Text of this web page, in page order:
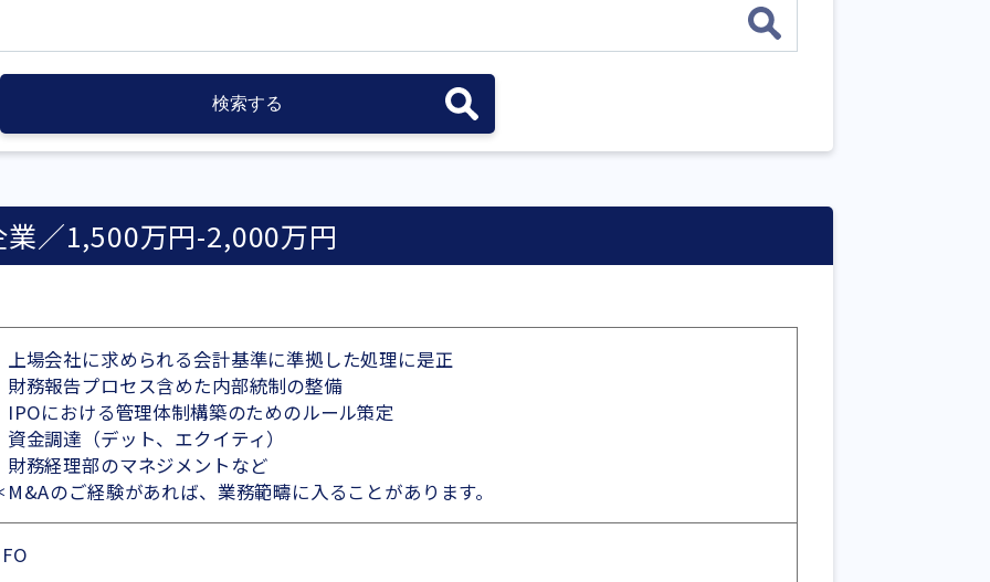
／1,500万円-2,000万円
上場会社に求められる会計基準に準拠した処理に是正
財務報告プロセス含めた内部統制の整備
IPOにおける管理体制構築のためのルール策定
資金調達（デット、エクイティ）
財務経理部のマネジメントなど
M&Aのご経験があれば、業務範疇に入ることがあります。